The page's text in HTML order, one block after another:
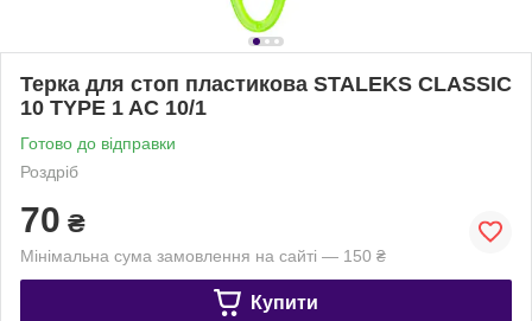
Терка для стоп пластикова STALEKS CLASSIC
10 TYPE 1 AC 10/1
Готово до відправки
Роздріб
70 ₴
Мінімальна сума замовлення на сайті — 150 ₴
Купити